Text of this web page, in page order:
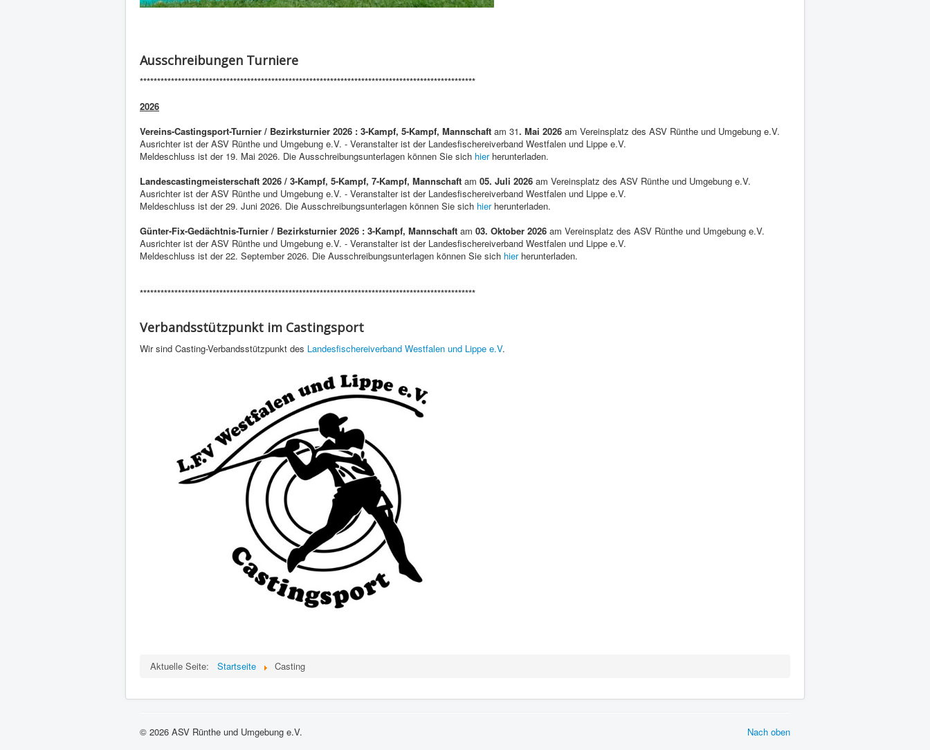
Ausschreibungen Turniere
*************************************************************************************************
2026
Vereins-Castingsport-Turnier / Bezirksturnier 2026 : 3-Kampf, 5-Kampf, Mannschaft am 31. Mai 2026 am Vereinsplatz des ASV Rünthe und Umgebung e.V.
Ausrichter ist der ASV Rünthe und Umgebung e.V. - Veranstalter ist der Landesfischereiverband Westfalen und Lippe e.V.
Meldeschluss ist der 19. Mai 2026. Die Ausschreibungsunterlagen können Sie sich hierherunterladen.
Landescastingmeisterschaft 2026 / 3-Kampf, 5-Kampf, 7-Kampf, Mannschaft am 05. Juli 2026 am Vereinsplatz des ASV Rünthe und Umgebung e.V.
Ausrichter ist der ASV Rünthe und Umgebung e.V. - Veranstalter ist der Landesfischereiverband Westfalen und Lippe e.V.
Meldeschluss ist der 29. Juni 2026. Die Ausschreibungsunterlagen können Sie sich hierherunterladen.
Günter-Fix-Gedächtnis-Turnier / Bezirksturnier 2026 : 3-Kampf, Mannschaft am 03. Oktober 2026 am Vereinsplatz des ASV Rünthe und Umgebung e.V.
Ausrichter ist der ASV Rünthe und Umgebung e.V. - Veranstalter ist der Landesfischereiverband Westfalen und Lippe e.V.
Meldeschluss ist der 22. September 2026. Die Ausschreibungsunterlagen können Sie sich hierherunterladen.
*************************************************************************************************
Verbandsstützpunkt im Castingsport
Wir sind Casting-Verbandsstützpunkt des Landesfischereiverband Westfalen und Lippe e.V.
Aktuelle Seite: Startseite Casting
Nach oben
© 2026 ASV Rünthe und Umgebung e.V.